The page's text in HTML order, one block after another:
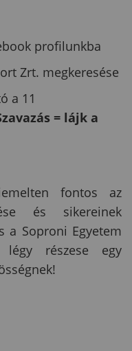
profilunkba
Zrt. megkeresése
a 11
= lájk a
fontos az
és sikereinek
a Soproni Egyetem
légy részese egy